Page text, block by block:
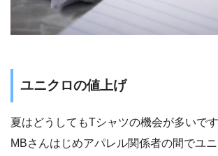
ユニクロの値上げ
夏はどうしてもTシャツの機会が多いです
MBさんはじめアパレル関係者の間でユ